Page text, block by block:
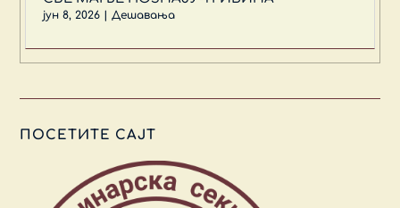
јун 8, 2026 | Дешавања
ПОСЕТИТЕ САЈТ